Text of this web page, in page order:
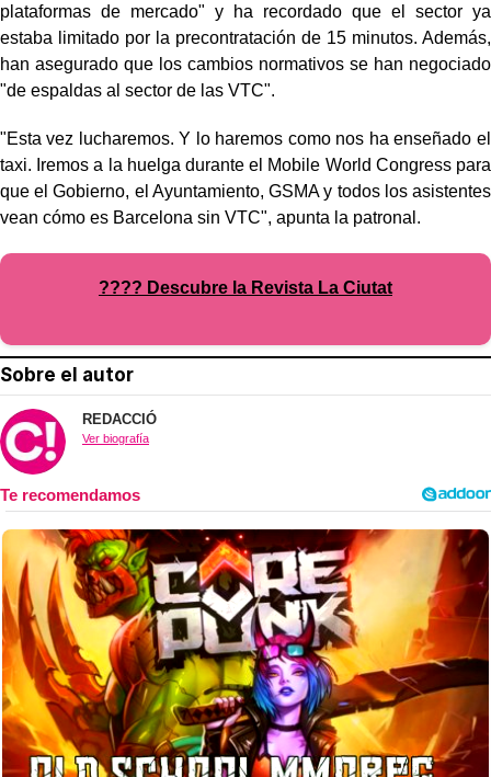
plataformas de mercado" y ha recordado que el sector ya
estaba limitado por la precontratación de 15 minutos. Además,
han asegurado que los cambios normativos se han negociado
"de espaldas al sector de las VTC".
"Esta vez lucharemos. Y lo haremos como nos ha enseñado el
taxi. Iremos a la huelga durante el Mobile World Congress para
que el Gobierno, el Ayuntamiento, GSMA y todos los asistentes
vean cómo es Barcelona sin VTC", apunta la patronal.
???? Descubre la Revista La Ciutat
Sobre el autor
REDACCIÓ
Ver biografía